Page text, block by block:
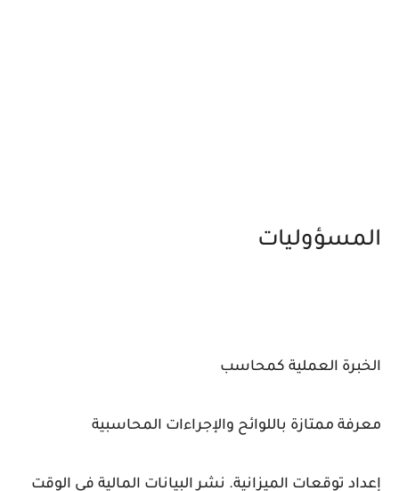
المسؤوليات
الخبرة العملية كمحاسب
معرفة ممتازة باللوائح والإجراءات المحاسبية
إعداد توقعات الميزانية. نشر البيانات المالية في الوقت